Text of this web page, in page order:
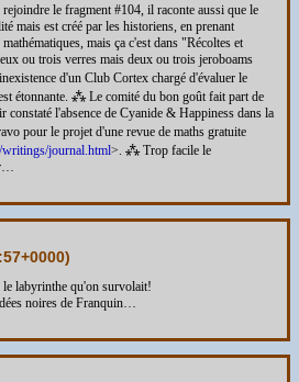
le fragment #104, il raconte aussi que le
mais est créé par les historiens, en prenant
mais ça c'est dans "Récoltes et
ou trois verres mais deux ou trois jeroboams
d'un Club Cortex chargé d'évaluer le
étonnante. ⁂ Le comité du bon goût fait part de
constaté l'absence de Cyanide & Happiness dans la
pour le projet d'une revue de maths gratuite
writings/journal.html>. ⁂ Trop facile le
)
labyrinthe qu'on survolait!
noires de Franquin…